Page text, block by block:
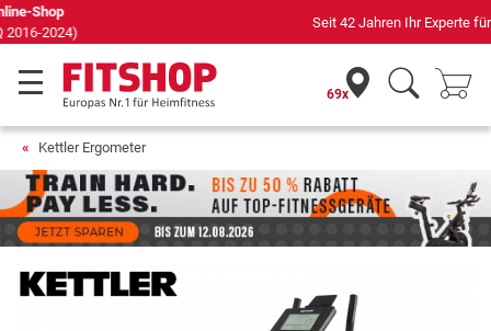
Seit 42 Jahren Ihr Experte für Heimfitness
69x
Kettler Ergometer